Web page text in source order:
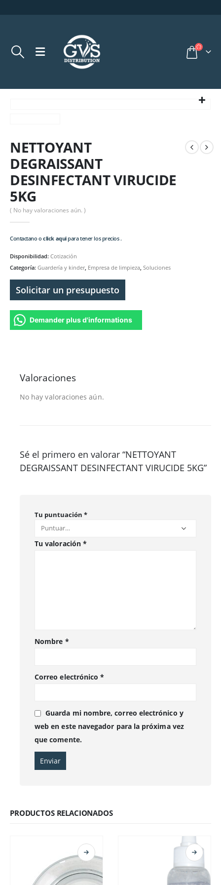
NETTOYANT
DEGRAISSANT
DESINFECTANT VIRUCIDE
5KG
( No hay valoraciones aún. )
Contactano oclick aquipara tener los precios .
Disponibilidad: Cotización
Categoría: Guardería y kinder, Empresa de limpieza, Soluciones
Solicitar un presupuesto
Demander plus d'informations
Valoraciones
No hay valoraciones aún.
Sé el primero en valorar “NETTOYANT
DEGRAISSANT DESINFECTANT VIRUCIDE 5KG”
Tu puntuación *
Tu valoración *
Nombre *
Correo electrónico*
Guarda mi nombre, correo electrónico y
web en este navegador para la próxima vez
que comente.
PRODUCTOS RELACIONADOS